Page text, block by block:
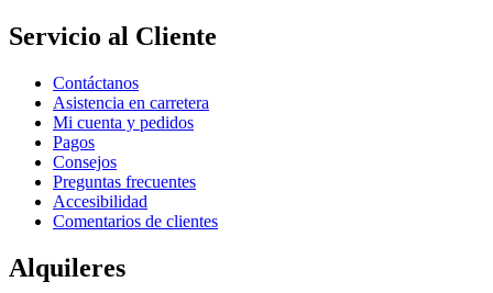
Servicio al Cliente
Contáctanos
Asistencia en carretera
Mi cuenta y pedidos
Pagos
Consejos
Preguntas frecuentes
Accesibilidad
Comentarios de clientes
Alquileres